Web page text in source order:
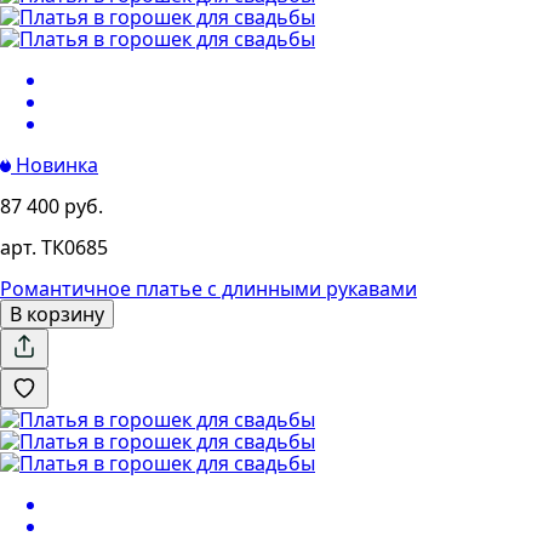
Новинка
87 400 руб.
арт. ТК0685
Романтичное платье с длинными рукавами
В корзину